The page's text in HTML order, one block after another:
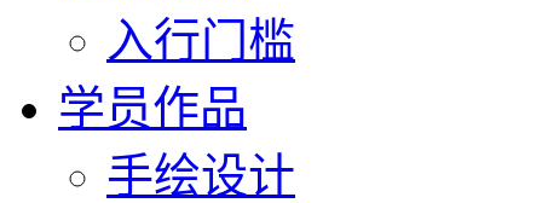
入行门槛
学员作品
手绘设计